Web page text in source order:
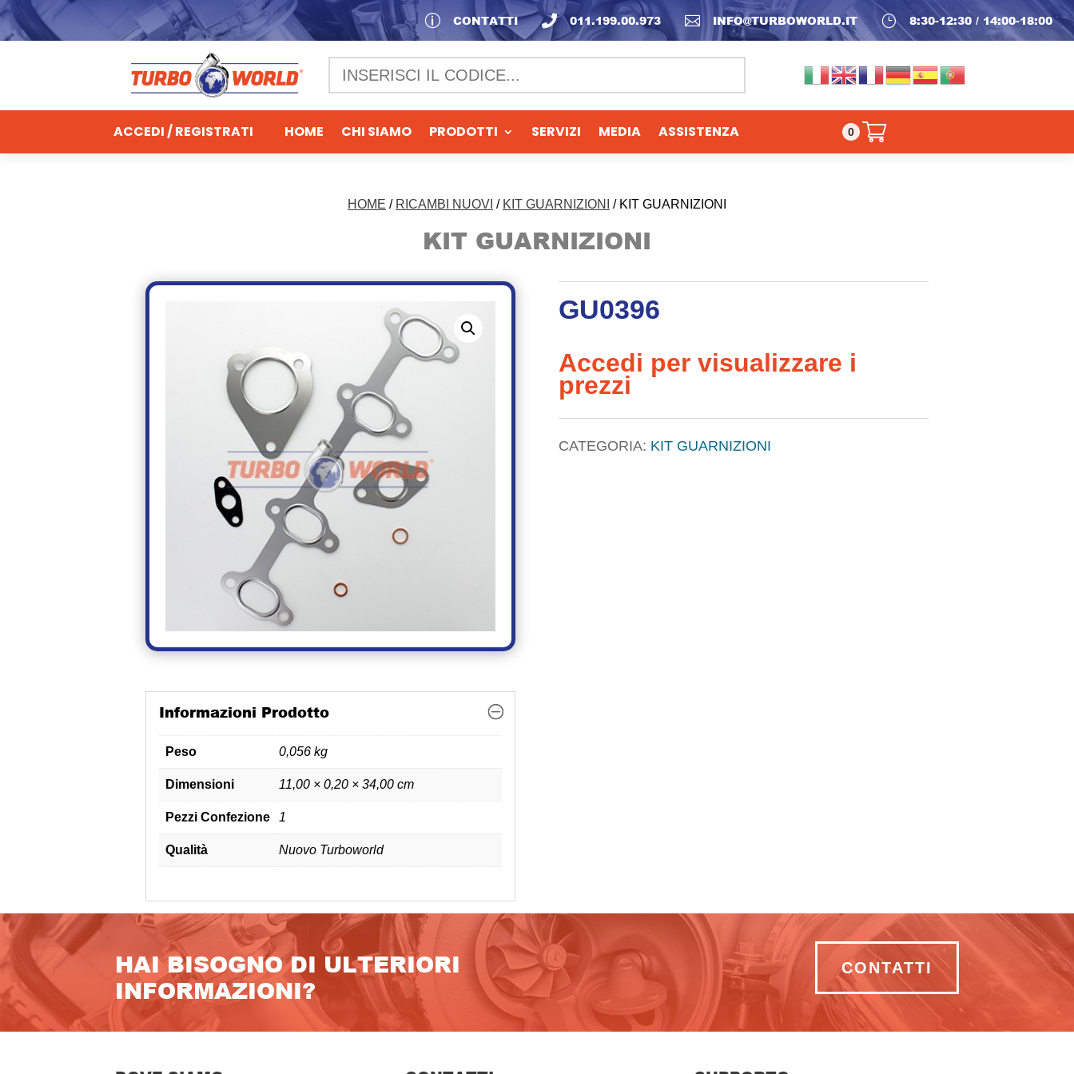
} 8:30-12:30 / 14:00-18:00
 INFO@TURBOWORLD.IT
 011.199.00.973
p CONTATTI
ACCEDI / REGISTRATI HOME CHI SIAMO PRODOTTI SERVIZI MEDIA ASSISTENZA 0
HOME / RICAMBI NUOVI / KIT GUARNIZIONI / KIT GUARNIZIONI
KIT GUARNIZIONI
Informazioni Prodotto
Peso 0,056 kg
Dimensioni 11,00 × 0,20 × 34,00 cm
Pezzi Confezione 1
Qualità Nuovo Turboworld
GU0396
Accedi per visualizzare i
prezzi
CATEGORIA: KIT GUARNIZIONI
HAI BISOGNO DI ULTERIORI
INFORMAZIONI?
CONTATTI